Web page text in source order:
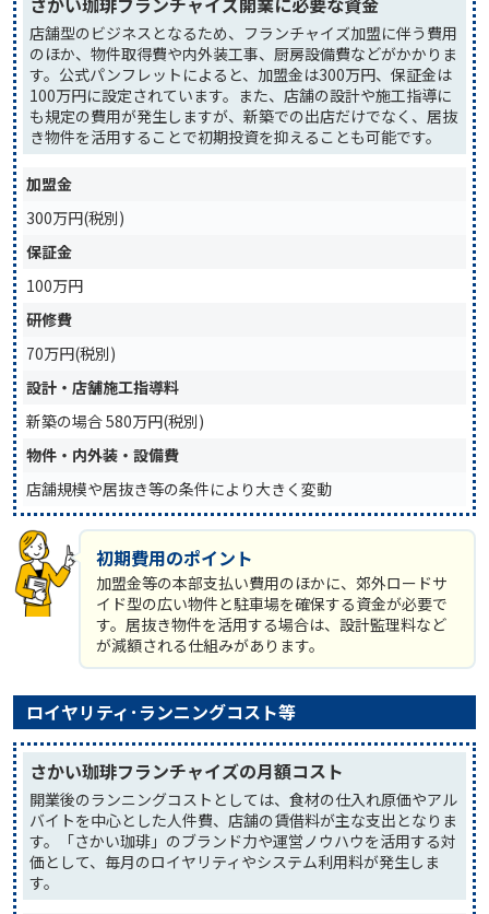
店舗型のビジネスとなるため、フランチャイズ加盟に伴う費用
のほか、物件取得費や内外装工事、厨房設備費などがかかりま
す。公式パンフレットによると、加盟金は300万円、保証金は
100万円に設定されています。また、店舗の設計や施工指導に
も規定の費用が発生しますが、新築での出店だけでなく、居抜
き物件を活用することで初期投資を抑えることも可能です。
加盟金
300万円(税別)
保証金
100万円
研修費
70万円(税別)
設計・店舗施工指導料
新築の場合 580万円(税別)
物件・内外装・設備費
店舗規模や居抜き等の条件により大きく変動
初期費用のポイント
加盟金等の本部支払い費用のほかに、郊外ロードサ
イド型の広い物件と駐車場を確保する資金が必要で
す。居抜き物件を活用する場合は、設計監理料など
が減額される仕組みがあります。
ロイヤリティ･ランニングコスト等
さかい珈琲フランチャイズの月額コスト
開業後のランニングコストとしては、食材の仕入れ原価やアル
バイトを中心とした人件費、店舗の賃借料が主な支出となりま
す。「さかい珈琲」のブランド力や運営ノウハウを活用する対
価として、毎月のロイヤリティやシステム利用料が発生しま
す。